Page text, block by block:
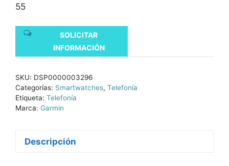
55
SOLICITAR
INFORMACIÓN
SKU: DSP0000003296
Categorías: Smartwatches, Telefonía
Etiqueta: Telefonía
Marca: Garmin
Descripción